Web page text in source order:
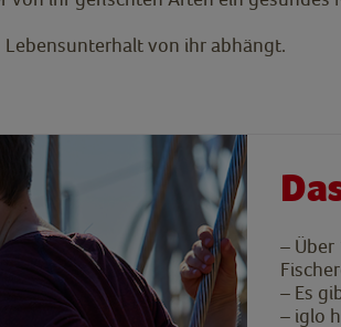
von ihr abhängt.
– Über
– Es
– iglo